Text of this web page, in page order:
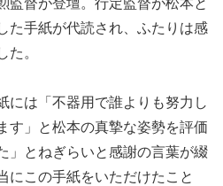
監督が登壇。行定監督が松本と
た手紙が代読され、ふたりは感
た。
には「不器用で誰よりも努力し
す」と松本の真摯な姿勢を評価
」とねぎらいと感謝の言葉が綴
にこの手紙をいただけたこと